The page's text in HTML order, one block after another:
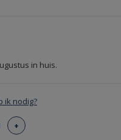
in huis.
ik nodig?
+